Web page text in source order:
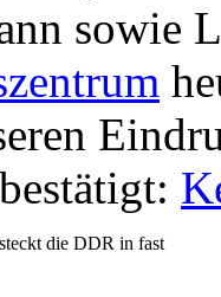
sowie
die DDR in fast